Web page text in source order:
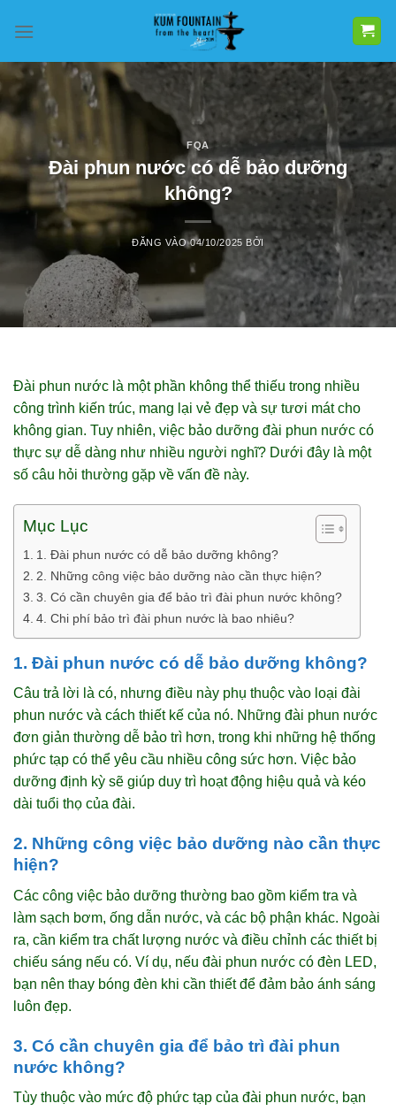
qua
dung
FQA
Đài phun nước có dễ bảo dưỡng
không?
ĐĂNG VÀO04/10/2025 BỞI
Đài phun nước là một phần không thể thiếu trong nhiều
công trình kiến trúc, mang lại vẻ đẹp và sự tươi mát cho
không gian. Tuy nhiên, việc bảo dưỡng đài phun nước có
thực sự dễ dàng như nhiều người nghĩ? Dưới đây là một
số câu hỏi thường gặp về vấn đề này.
Mục Lục
1. Đài phun nước có dễ bảo dưỡng không?
2. Những công việc bảo dưỡng nào cần thực hiện?
3. Có cần chuyên gia để bảo trì đài phun nước không?
4. Chi phí bảo trì đài phun nước là bao nhiêu?
1. Đài phun nước có dễ bảo dưỡng không?
Câu trả lời là có, nhưng điều này phụ thuộc vào loại đài
phun nước và cách thiết kế của nó. Những đài phun nước
đơn giản thường dễ bảo trì hơn, trong khi những hệ thống
phức tạp có thể yêu cầu nhiều công sức hơn. Việc bảo
dưỡng định kỳ sẽ giúp duy trì hoạt động hiệu quả và kéo
dài tuổi thọ của đài.
2. Những công việc bảo dưỡng nào cần thực
hiện?
Các công việc bảo dưỡng thường bao gồm kiểm tra và
làm sạch bơm, ống dẫn nước, và các bộ phận khác. Ngoài
ra, cần kiểm tra chất lượng nước và điều chỉnh các thiết bị
chiếu sáng nếu có. Ví dụ, nếu đài phun nước có đèn LED,
bạn nên thay bóng đèn khi cần thiết để đảm bảo ánh sáng
luôn đẹp.
3. Có cần chuyên gia để bảo trì đài phun
nước không?
Tùy thuộc vào mức độ phức tạp của đài phun nước, bạn